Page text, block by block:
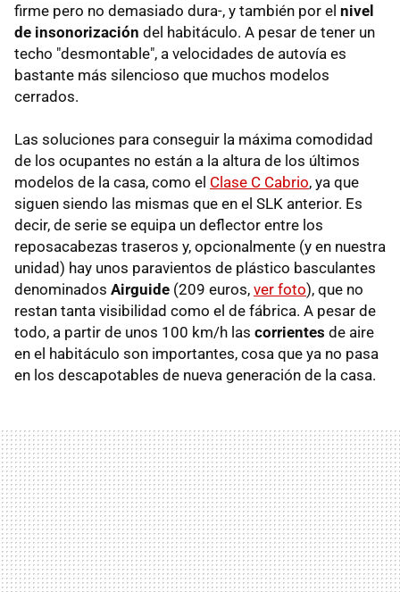
firme pero no demasiado dura-, y también por el nivel
de insonorización del habitáculo. A pesar de tener un
techo "desmontable", a velocidades de autovía es
bastante más silencioso que muchos modelos
cerrados.
Las soluciones para conseguir la máxima comodidad
de los ocupantes no están a la altura de los últimos
modelos de la casa, como el Clase C Cabrio, ya que
siguen siendo las mismas que en el SLK anterior. Es
decir, de serie se equipa un deflector entre los
reposacabezas traseros y, opcionalmente (y en nuestra
unidad) hay unos paravientos de plástico basculantes
denominados Airguide (209 euros, ver foto), que no
restan tanta visibilidad como el de fábrica. A pesar de
todo, a partir de unos 100 km/h las corrientes de aire
en el habitáculo son importantes, cosa que ya no pasa
en los descapotables de nueva generación de la casa.